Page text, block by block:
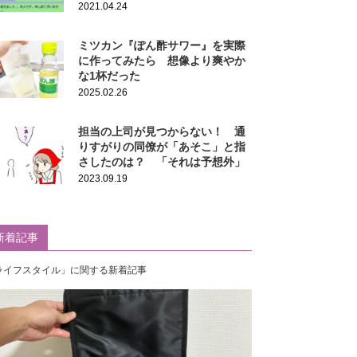
2021.04.24
ミツカン『ぽん酢サワー』を実際
に作ってみたら 想像より爽やか
な1杯だった
2025.02.26
担当の上司が見つからない！ 通
りすがりの同僚が「あそこ」と指
さしたのは？ 「それは予想外」
2023.09.19
着記事
イフスタイル」に関する新着記事